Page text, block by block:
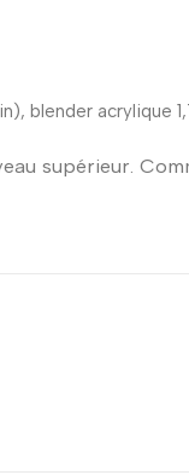
blender acrylique
supérieur.